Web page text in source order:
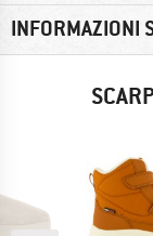
INFORMAZIONI